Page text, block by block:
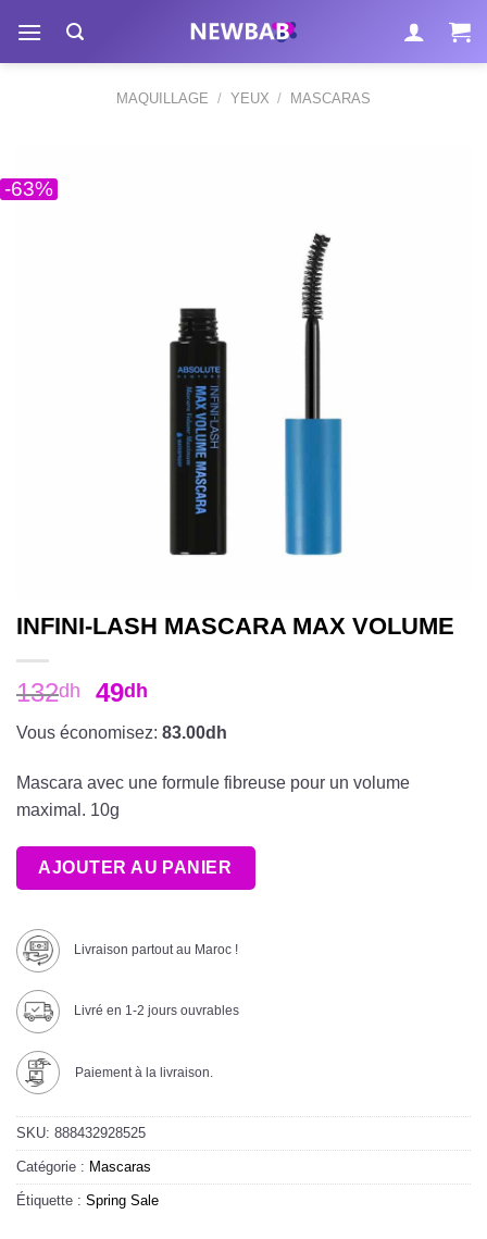
contenu
MAQUILLAGE / YEUX / MASCARAS
-63%
INFINI-LASH MASCARA MAX VOLUME
132dh 49dh
Vous économisez: 83.00dh
Mascara avec une formule fibreuse pour un volume
maximal. 10g
AJOUTER AU PANIER
Livraison partout au Maroc !
Livré en 1-2 jours ouvrables
Paiement à la livraison.
SKU: 888432928525
Catégorie : Mascaras
Étiquette : Spring Sale